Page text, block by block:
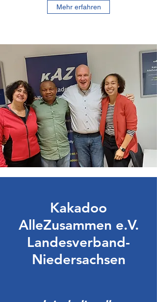
Mehr erfahren
Kakadoo
AlleZusammen e.V.
Landesverband-
Niedersachsen